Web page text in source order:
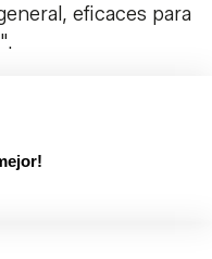
eficaces para